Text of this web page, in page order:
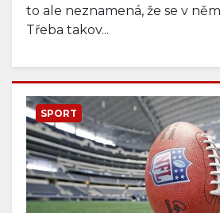
to ale neznamená, že se v
Třeba takov...
SPORT